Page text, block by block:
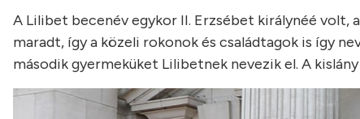
A Lilibet becenév egykor II. Erzsébet királynéé volt,
maradt, így a közeli rokonok és családtagok is így
második gyermeküket Lilibetnek nevezik el. A